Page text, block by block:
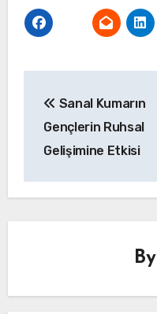
gezinmesi
Sanal Kumarın
Gençlerin Ruhsal
Gelişimine Etkisi
By